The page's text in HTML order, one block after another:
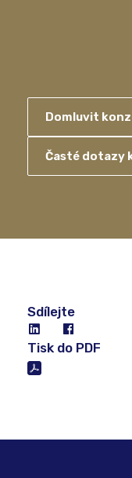
Domluvit
Časté dotazy
Sdílejte
Tisk do PDF